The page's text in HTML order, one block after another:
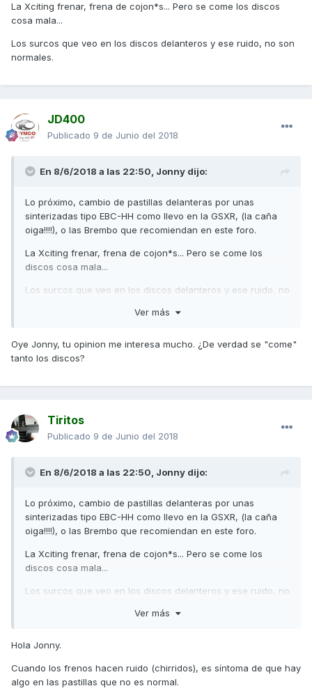
La Xciting frenar, frena de cojon*s... Pero se come los discos
cosa mala...
Los surcos que veo en los discos delanteros y ese ruido, no son
normales.
JD400
Publicado 9 de Junio del 2018
En 8/6/2018 a las 22:50, Jonny dijo:
Lo próximo, cambio de pastillas delanteras por unas
sinterizadas tipo EBC-HH como llevo en la GSXR, (la caña
oiga!!!!), o las Brembo que recomiendan en este foro.
La Xciting frenar, frena de cojon*s... Pero se come los
discos cosa mala...
Los surcos que veo en los discos delanteros y ese ruido, no
Ver más
Oye Jonny, tu opinion me interesa mucho. ¿De verdad se "come"
tanto los discos?
Tiritos
Publicado 9 de Junio del 2018
En 8/6/2018 a las 22:50, Jonny dijo:
Lo próximo, cambio de pastillas delanteras por unas
sinterizadas tipo EBC-HH como llevo en la GSXR, (la caña
oiga!!!!), o las Brembo que recomiendan en este foro.
La Xciting frenar, frena de cojon*s... Pero se come los
discos cosa mala...
Los surcos que veo en los discos delanteros y ese ruido, no
Ver más
Hola Jonny.
Cuando los frenos hacen ruido (chirridos), es síntoma de que hay
algo en las pastillas que no es normal.